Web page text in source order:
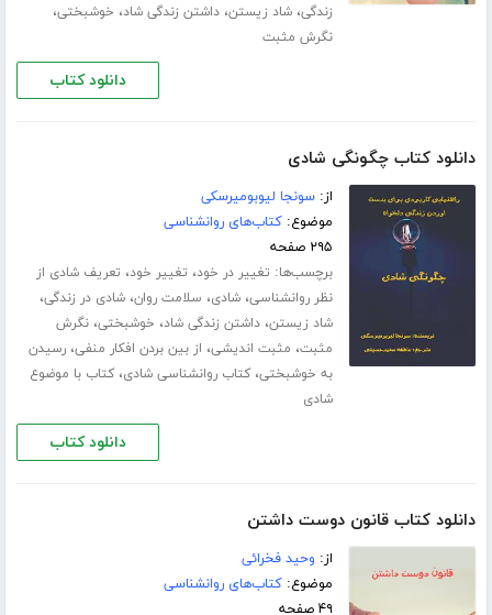
زندگی،شاد زیستن،داشتن زندگی شاد، خوشبختی،
نگرش مثبت
دانلود کتاب
دانلود کتاب چگونگی شادی
از:سونجا لیوبومیرسکی
موضوع:کتاب‌های روانشناسی
۲۹۵ صفحه
برچسب‌ها: تغییر در خود، تغییر خود، تعریف شادی از
نظر روانشناسی،شادی، سلامت روان،شادی در زندگی،
شاد زیستن،داشتن زندگی شاد، خوشبختی،نگرش
مثبت، مثبت اندیشی، از بین بردن افکار منفی،رسیدن
به خوشبختی،کتاب روانشناسی شادی،کتاب با موضوع
شادی
دانلود کتاب
دانلود کتاب قانون دوست داشتن
از: وحید فخرائی
موضوع:کتاب‌های روانشناسی
۴۹ صفحه